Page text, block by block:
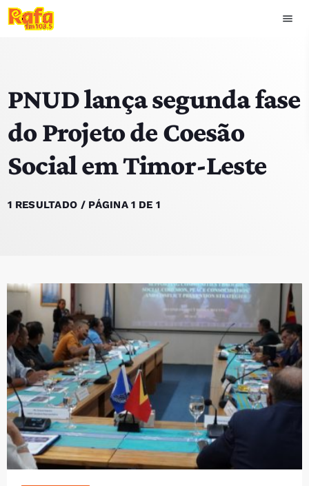
menu
play_arrow OUVIR RAFA
HOME
NOTÍCIAS
PODCASTS
PROGRAMAS
VIDEOS
EVENTOS
CONTACTOS
PORTUGUÊS keyboard_arrow_down
PNUD lança segunda fase
do Projeto de Coesão
Social em Timor-Leste
1 RESULTADO / PÁGINA 1 DE 1